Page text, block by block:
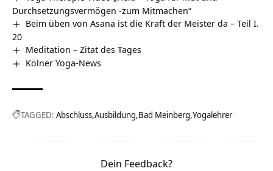
Durchsetzungsvermögen -zum Mitmachen“
Beim üben von Asana ist die Kraft der Meister da – Teil I.
20
Meditation – Zitat des Tages
Kölner Yoga-News
TAGGED: Abschluss Ausbildung Bad Meinberg Yogalehrer
Dein Feedback?